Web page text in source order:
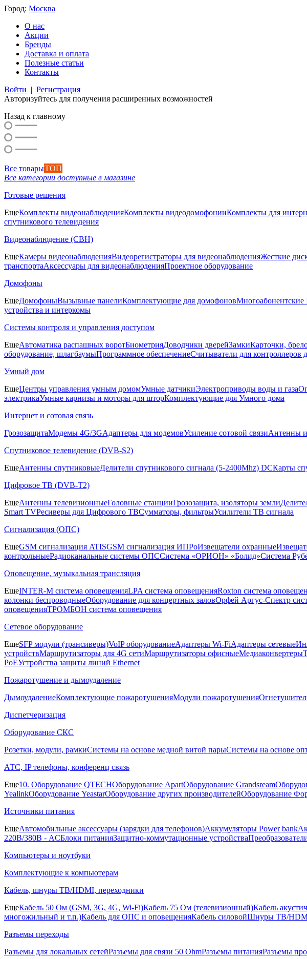
Город: Москва
О нас
Акции
Бренды
Доставка и оплата
Полезные статьи
Контакты
Войти | Регистрация
Авторизуйтесь для получения расширенных возможностей
Назад к главному
Все товарыТОП
Все категории доступные в магазине
Готовые решения
ЕщеКомплекты видеонаблюденияКомплекты видеодомофонииКомплекты для
спутникового телевидения
Видеонаблюдение (СВН)
ЕщеКамеры видеонаблюденияВидеорегистраторы для видеонаблюденияЖесткие
транспортаАксессуары для видеонаблюденияПроектное оборудование
Домофоны
ЕщеДомофоныВызывные панелиКомплектующие для домофонов
устройства и интеркомы
Системы контроля и управления доступом
ЕщеАвтоматика распашных воротБиометрияДоводчики дверейЗамкиКарточки,
оборудование, шлагбаумыПрограммное обеспечениеСчитыватели для контроллеров
Умный дом
ЕщеЦентры управления умным домомУмные датчикиЭлектроприводы воды и газа
электрикаУмные карнизы и моторы для шторКомплектующие для Умного дома
Интернет и сотовая связь
ГрозозащитаМодемы 4G/3GАдаптеры для модемовУсиление сотовой связиАнтенны и
Спутниковое телевидение (DVB-S2)
ЕщеАнтенны спутниковыеДелители спутникового сигнала (5-2400Mhz) DCКарты
Цифровое ТВ (DVB-T2)
ЕщеАнтенны телевизионныеГоловные станцииГрозозащита, изоляторы земли
Smart TVРесиверы для Цифрового ТВСумматоры, фильтрыУсилители ТВ сигнала
Сигнализация (ОПС)
ЕщеGSM сигнализация ATISGSM сигнализация ИПРоИзвещатели охранные
контрольныеРадиоканальные системы ОПССистема «ОРИОН» «Болид»Система
Оповещение, музыкальная трансляция
ЕщеINTER-M система оповещенияLPA система оповещенияRoxton система
колонки беспроводныеОборудование для концертных заловОрфей Аргус-Спектр
оповещенияТРОМБОН система оповещения
Сетевое оборудование
ЕщеSFP модули (трансиверы)VoIP оборудованиеАдаптеры Wi-FiАдаптеры сетевые
устройствМаршрутизаторы для 4G сетиМаршрутизаторы офисныеМедиаконвертеры
PoEУстройства защиты линий Ethernet
Пожаротушение и дымоудаление
ДымоудалениеКомплектующие пожаротушенияМодули пожаротушения
Диспетчеризация
Оборудование СКС
Розетки, модули, рамкиСистемы на основе медной витой парыСистемы на основе
АТС, IP телефоны, конференц связь
Еще10. Оборудование QTECHОборудование ApartОборудование Grandsream
YealinkОборудование YeastarОборудование других производителейОборудование
Источники питания
ЕщеАвтомобильные аксессуары (зарядки для телефонов)Аккумуляторы Power bank
220В/380В - ACБлоки питанияЗащитно-коммутационные устройства
Компьютеры и ноутбуки
Комплектующие к компьютерам
Кабель, шнуры ТВ/HDMI, переходники
ЕщеКабель 50 Ом (GSM, 3G, 4G, Wi-Fi)Кабель 75 Ом (телевизионный)Кабель
многожильный и т.п.)Кабель для ОПС и оповещенияКабель силовойШнуры ТВ/
Разъемы переходы
Разъемы для локальных сетейРазъемы для связи 50 OhmРазъемы питанияРазъемы